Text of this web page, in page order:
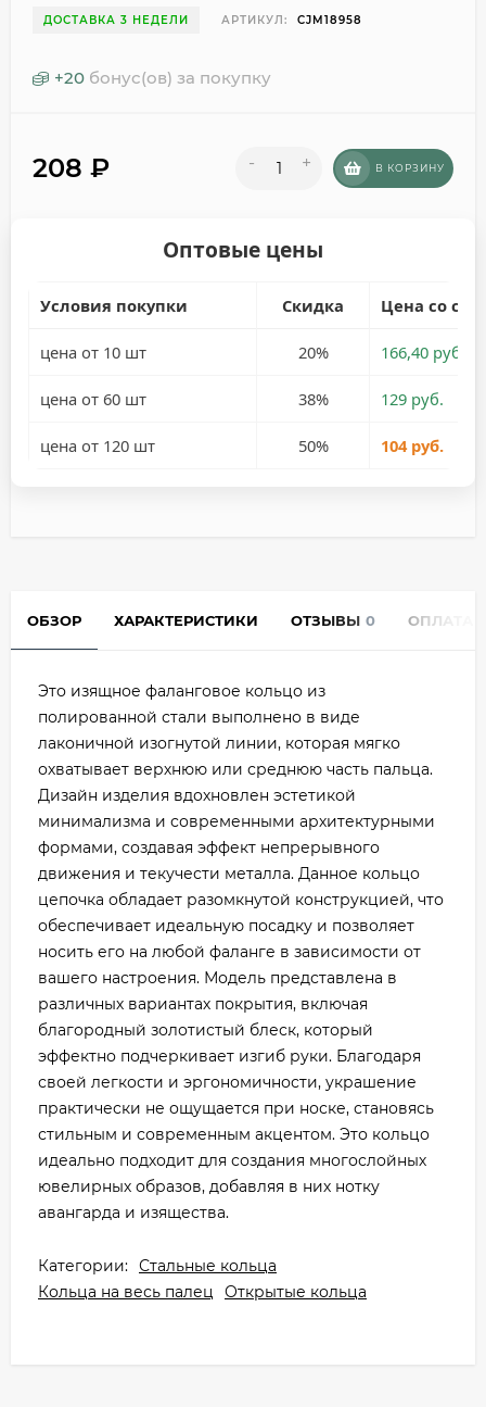
ДОСТАВКА 3 НЕДЕЛИ АРТИКУЛ: CJM18958
+20 бонус(ов) за покупку
208 ₽ - + В КОРЗИНУ
Оптовые цены
Условия покупки Скидка Цена со
цена от 10 шт 20% 166,40 руб.
цена от 60 шт 38% 129 руб.
цена от 120 шт 50% 104 руб.
ОБЗОР ХАРАКТЕРИСТИКИ ОТЗЫВЫ 0 ОПЛАТА
Это изящное фаланговое кольцо из
полированной стали выполнено в виде
лаконичной изогнутой линии, которая мягко
охватывает верхнюю или среднюю часть пальца.
Дизайн изделия вдохновлен эстетикой
минимализма и современными архитектурными
формами, создавая эффект непрерывного
движения и текучести металла. Данное кольцо
цепочка обладает разомкнутой конструкцией, что
обеспечивает идеальную посадку и позволяет
носить его на любой фаланге в зависимости от
вашего настроения. Модель представлена в
различных вариантах покрытия, включая
благородный золотистый блеск, который
эффектно подчеркивает изгиб руки. Благодаря
своей легкости и эргономичности, украшение
практически не ощущается при носке, становясь
стильным и современным акцентом. Это кольцо
идеально подходит для создания многослойных
ювелирных образов, добавляя в них нотку
авангарда и изящества.
Категории: Стальные кольца
Кольца на весь палец
Открытые кольца